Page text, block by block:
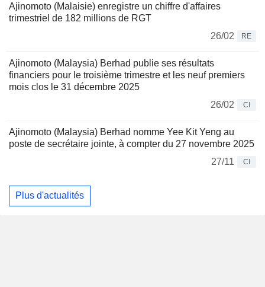
Ajinomoto (Malaisie) enregistre un chiffre d'affaires
trimestriel de 182 millions de RGT
26/02
RE
Ajinomoto (Malaysia) Berhad publie ses résultats
financiers pour le troisième trimestre et les neuf premiers
mois clos le 31 décembre 2025
26/02
CI
Ajinomoto (Malaysia) Berhad nomme Yee Kit Yeng au
poste de secrétaire jointe, à compter du 27 novembre 2025
27/11
CI
Plus d'actualités